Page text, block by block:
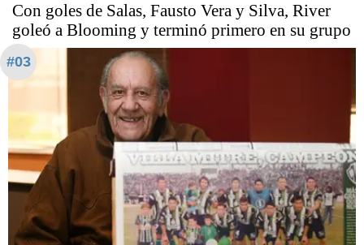
Con goles de Salas, Fausto Vera y Silva, River
goleó a Blooming y terminó primero en su grupo
#03